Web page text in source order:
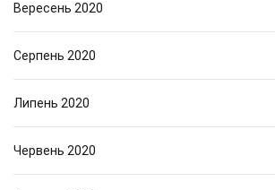
Вересень 2020
Серпень 2020
Липень 2020
Червень 2020